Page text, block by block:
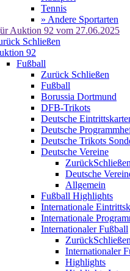
Tennis
» Andere Sportarten
Auktion 92 vom 27.06.2025
Schließen
92
Fußball
Zurück Schließen
Fußball
Borussia Dortmund
DFB-Trikots
Deutsche
Deutsche
Deutsche Trikots
Deutsche Vereine
ZurückSchließen
Deutsche
Allgemein
Fußball Highlights
Internationale
Internationale
Internationaler Fußball
ZurückSchließen
Internationaler
Highlights